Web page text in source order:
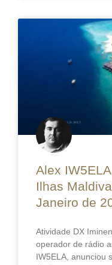
Alex
Ilhas
Janeiro de
Atividade DX
operador de rádio
IW5ELA, anunciou